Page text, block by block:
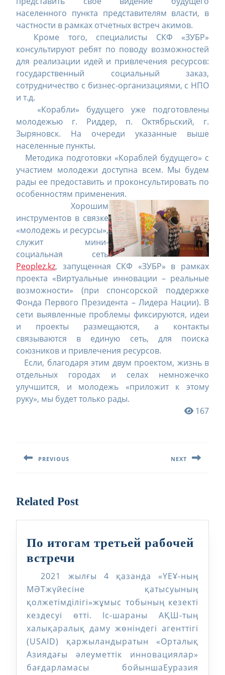
населенного пункта представителям власти, в
частности в рамках отчетных встреч акимов.
Кроме того, специалисты СКФ «ЗУБР»
консультируют ребят по поводу возможностей
для реализации идей и привлечения ресурсов:
государственный социальный заказ,
сотрудничество с бизнес-организациями, с НПО
и т.д.
«Корабли» будущего уже подготовлены
молодежью г. Риддер, п. Октябрьский, г.
Зыряновск. На очереди указанные выше
населенные пункты.
Методика подготовки «Кораблей будущего» с
участием молодежи доступна всем. Мы будем
рады ее предоставить и проконсультировать по
особенностям применения.
Хорошим
инструментов в связке
«молодежь и ресурсы»,
служит мини-
социальная сеть
Peoplez.kz, запущенная СКФ «ЗУБР» в рамках
проекта «Виртуальные инновации – реальные
возможности» (при спонсорской поддержке
Фонда Первого Президента – Лидера Нации). В
сети выявленные проблемы фиксируются, идеи
и проекты размещаются, а контакты
связываются в единую сеть, для поиска
союзников и привлечения ресурсов.
Если, благодаря этим двум проектом, жизнь в
отдельных городах и селах немножечко
улучшится, и молодежь «приложит к этому
руку», мы будет только рады.
167
записям
PREVIOUS NEXT
Related Post
По итогам третьей рабочей
встречи
итогам
третьей
рабочей
встречи
2021 жылғы 4 қазанда «ҮЕҰ-ның
МӘТжүйесіне қатысуының
қолжетімділігі»жұмыс тобының кезекті
кездесуі өтті. Іс-шараны АҚШ-тың
халықаралық даму жөніндегі агенттігі
(USAID) қаржыландыратын «Орталық
Азиядағы әлеуметтік инновациялар»
бағдарламасы бойыншаЕуразия